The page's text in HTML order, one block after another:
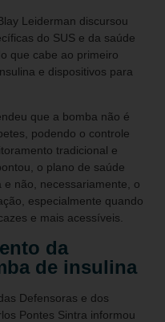
Leiderman discursou
do SUS e da saúde
que cabe ao primeiro
e dispositivos para
que a bomba não é
podendo o controle
tradicional e
o plano de saúde
não, necessariamente, o
especialmente quando
e mais acessíveis.
da
de insulina
Defensoras e dos
Pontes Sintra informou